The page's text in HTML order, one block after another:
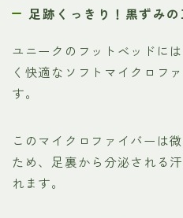
足跡くっきり！黒ずみの
ユニークのフットベッドに
く快適なソフトマイクロフ
す。
このマイクロファイバーは
ため、足裏から分泌される
れます。